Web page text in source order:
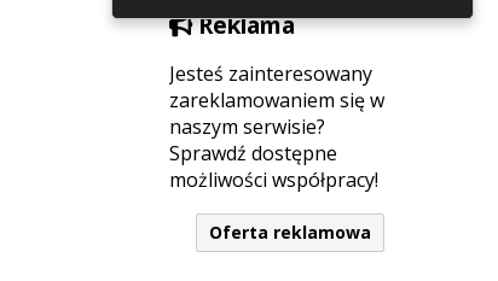
Reklama
Jesteś zainteresowany
zareklamowaniem się w
naszym serwisie?
Sprawdź dostępne
możliwości współpracy!
Oferta reklamowa